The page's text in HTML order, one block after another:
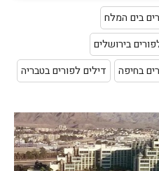
בים המלח
בירושלים
בחיפה
דילים לפורים בטבריה